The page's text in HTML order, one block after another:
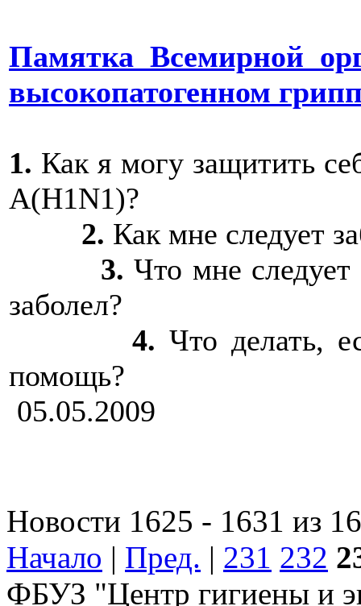
Памятка Всемирной
высокопатогенном
1. Как я могу защитить
А(H1N1)?
2. Как мне следует
3.Что мне следует
заболел?
4. Что делать,
помощь?
05.05.2009
Новости 1625 - 1631 из
Начало | Пред. | 231 232
ФБУЗ "Центр гигиены и